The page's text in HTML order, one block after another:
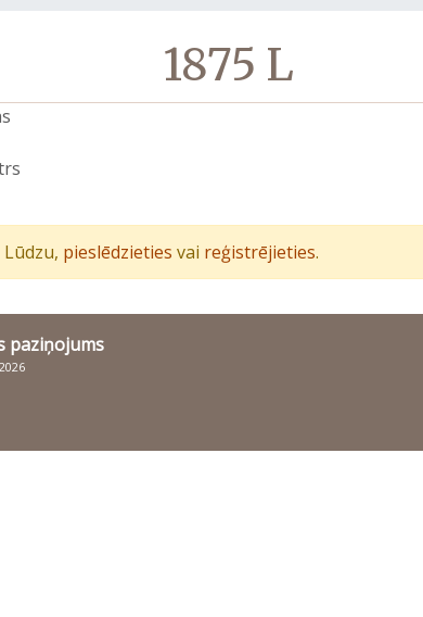
1875 L
pieslēdzieties vai reģistrējieties.
paziņojums